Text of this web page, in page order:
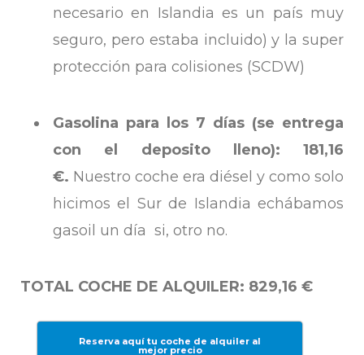
necesario en Islandia es un país muy
seguro, pero estaba incluido) y la super
protección para colisiones (SCDW)
Gasolina para los 7 días (se entrega
con el deposito lleno): 181,16
€. Nuestro coche era diésel y como solo
hicimos el Sur de Islandia echábamos
gasoil un día si, otro no.
TOTAL COCHE DE ALQUILER: 829,16 €
Reserva aquí tu coche de alquiler al
mejor precio